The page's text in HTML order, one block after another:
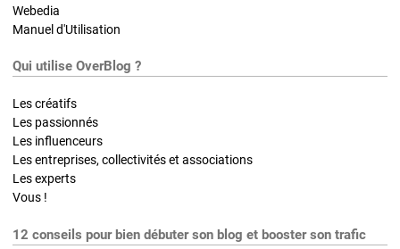
Webedia
Manuel d'Utilisation
Qui utilise OverBlog ?
Les créatifs
Les passionnés
Les influenceurs
Les entreprises, collectivités et associations
Les experts
Vous !
12 conseils pour bien débuter son blog et booster son trafic